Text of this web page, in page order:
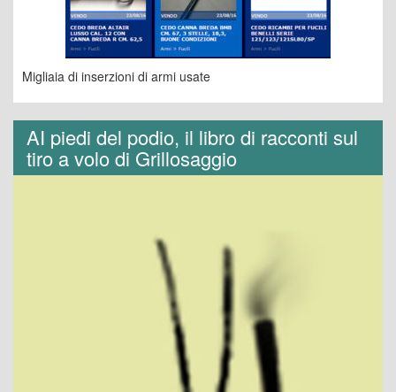
Migliaia di inserzioni di armi usate
AI piedi del podio, il libro di racconti sul
tiro a volo di Grillosaggio